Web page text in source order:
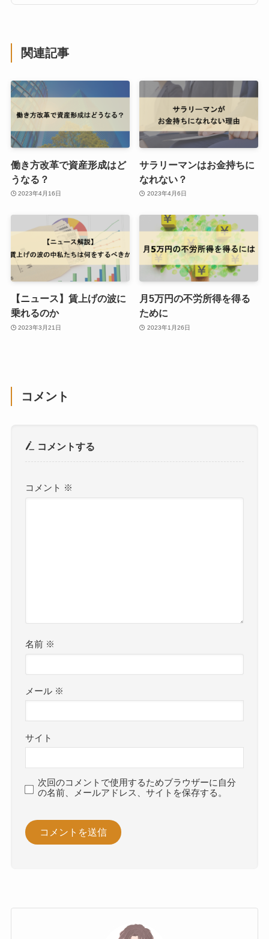
関連記事
働き方改革で資産形成はど
うなる？
2023年4月16日
サラリーマンはお金持ちに
なれない？
2023年4月6日
【ニュース】賃上げの波に
乗れるのか
2023年3月21日
月5万円の不労所得を得る
ために
2023年1月26日
コメント
コメントする
コメント ※
名前 ※
メール ※
サイト
次回のコメントで使用するためブラウザーに自分
の名前、メールアドレス、サイトを保存する。